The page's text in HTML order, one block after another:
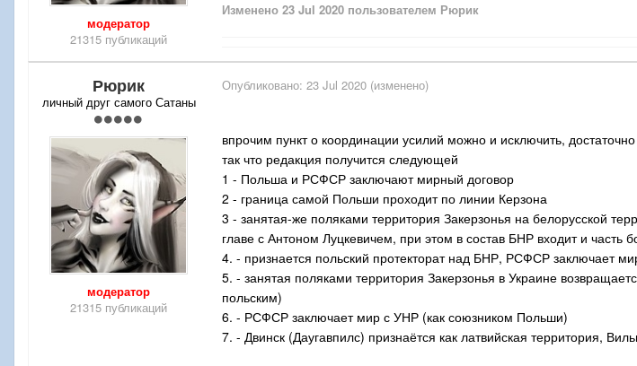
модератор
21315 публикаций
Изменено 23 Jul 2020 пользователем Рюрик
Рюрик
личный друг самого Сатаны
модератор
21315 публикаций
Опубликовано: 23 Jul 2020 (изменено)
впрочим пункт о координации усилий можно и исключить,
так что редакция получится следующей
1 - Польша и РСФСР заключают мирный договор
2 - граница самой Польши проходит по линии Керзона
3 - занятая-же поляками территория Закерзонья на белорусской
главе с Антоном Луцкевичем, при этом в состав БНР входит и
4. - признается польский протекторат над БНР, РСФСР заключает
5. - занятая поляками территория Закерзонья в Украине
польским)
6. - РСФСР заключает мир с УНР (как союзником Польши)
7. - Двинск (Даугавпилс) признаётся как латвийская территория,